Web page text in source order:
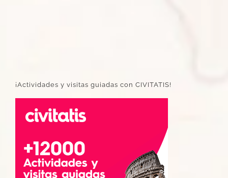
¡Actividades y visitas guiadas con CIVITATIS!